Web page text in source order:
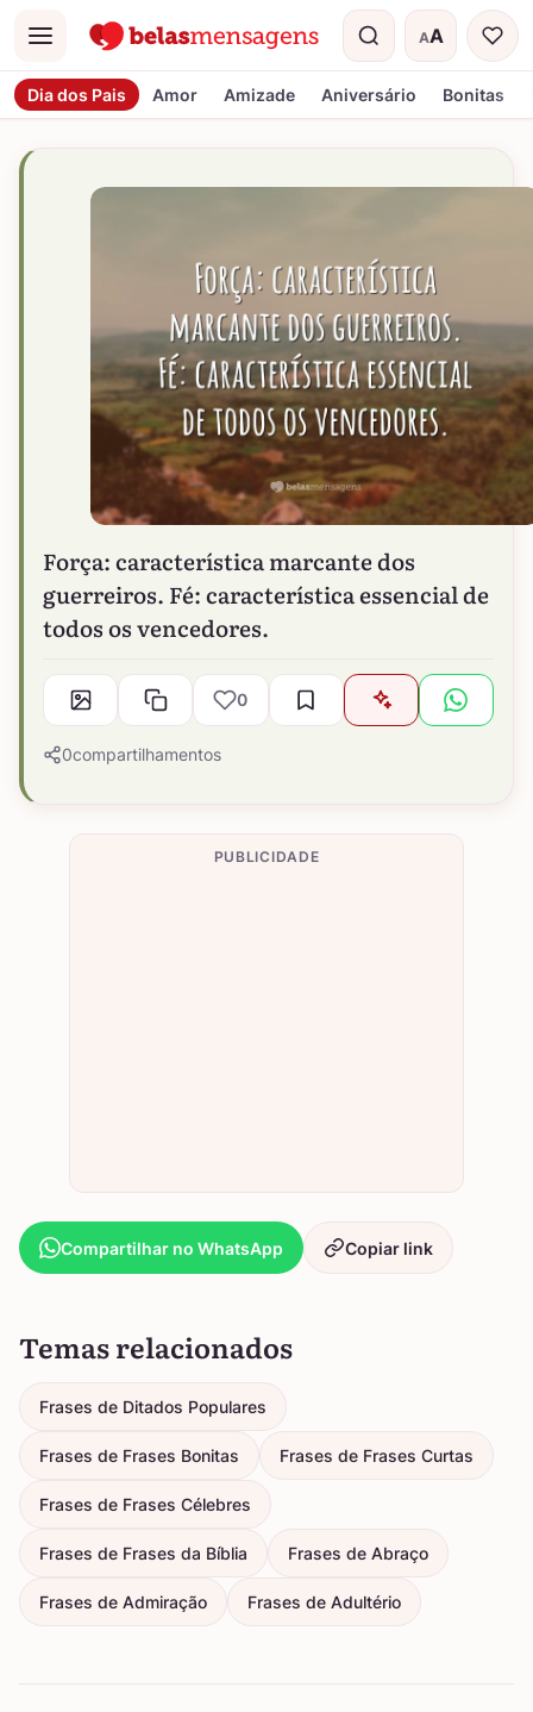
Menu AA
Tamanho do
Dia dos Pais Amor Amizade Aniversário Bonitas
Força: característica marcante dos
guerreiros. Fé: característica essencial de
todos os vencedores.
0
0compartilhamentos
PUBLICIDADE
Compartilhar no WhatsApp Copiar link
Temas relacionados
Frases de Ditados Populares
Frases de Frases Bonitas Frases de Frases Curtas
Frases de Frases Célebres
Frases de Frases da Bíblia Frases de Abraço
Frases de Admiração Frases de Adultério